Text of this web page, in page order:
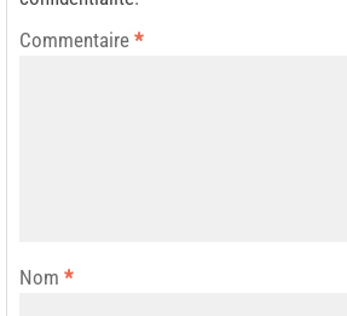
Commentaire *
Nom *